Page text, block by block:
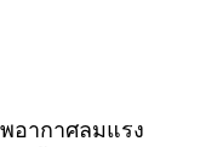
อากาศลมแรง